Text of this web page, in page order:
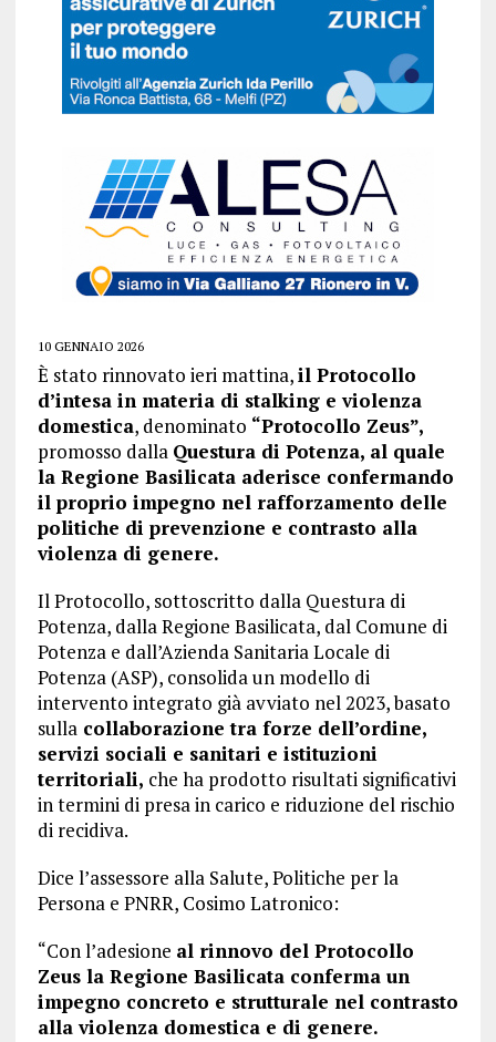
10 GENNAIO 2026
È stato rinnovato ieri mattina,il Protocollo
d’intesa in materia di stalking e violenza
domestica, denominato “Protocollo Zeus”,
promosso dalla Questura di Potenza, al quale
la Regione Basilicata aderisce confermando
il proprio impegno nel rafforzamento delle
politiche di prevenzione e contrasto alla
violenza di genere.
Il Protocollo, sottoscritto dalla Questura di
Potenza, dalla Regione Basilicata, dal Comune di
Potenza e dall’Azienda Sanitaria Locale di
Potenza (ASP), consolida un modello di
intervento integrato già avviato nel 2023, basato
sullacollaborazione tra forze dell’ordine,
servizi sociali e sanitari e istituzioni
territoriali, che ha prodotto risultati significativi
in termini di presa in carico e riduzione del rischio
di recidiva.
Dice l’assessore alla Salute, Politiche per la
Persona e PNRR, Cosimo Latronico:
“Con l’adesione al rinnovo del Protocollo
Zeus la Regione Basilicata conferma un
impegno concreto e strutturale nel contrasto
alla violenza domestica e di genere.